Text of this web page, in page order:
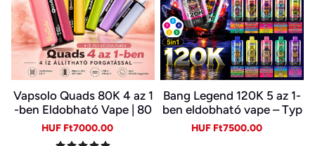
Vapsolo Quads 80K 4 az 1
-ben Eldobható Vape | 80
000 Slukk, Több Íz Egy Ké
szülékben
Sale
HUF Ft7000.00
Bang Legend 120K 5 az 1-
ben eldobható vape – Typ
e-C, LED kijelző
Sale
HUF Ft7500.00